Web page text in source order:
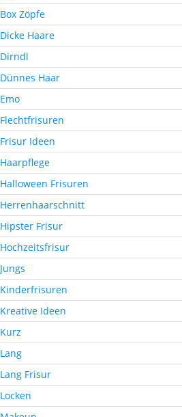
Box Zöpfe
Dicke Haare
Dirndl
Dünnes Haar
Emo
Flechtfrisuren
Frisur Ideen
Haarpflege
Halloween Frisuren
Herrenhaarschnitt
Hipster Frisur
Hochzeitsfrisur
Jungs
Kinderfrisuren
Kreative Ideen
Kurz
Lang
Lang Frisur
Locken